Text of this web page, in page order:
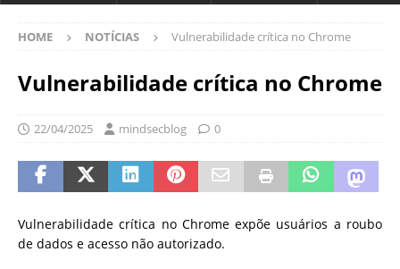
HOME NOTÍCIAS Vulnerabilidade crítica no Chrome
Vulnerabilidade crítica no Chrome
22/04/2025 mindsecblog 0
Vulnerabilidade crítica no Chrome expõe usuários a roubo
de dados e acesso não autorizado.